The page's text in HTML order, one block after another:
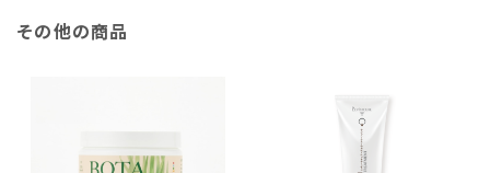
その他の商品